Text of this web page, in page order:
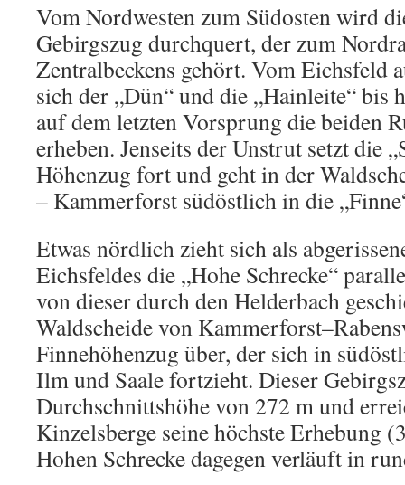
Vom Nordwesten zum Südosten wird
Gebirgszug durchquert, der zum
Zentralbeckens gehört. Vom Eichsfeld
sich der „Dün“ und die „Hainleite“ bis
auf dem letzten Vorsprung die beiden
erheben. Jenseits der Unstrut setzt die
Höhenzug fort und geht in der
– Kammerforst südöstlich in die
Etwas nördlich zieht sich als
Eichsfeldes die „Hohe Schrecke“
von dieser durch den Helderbach
Waldscheide von
Finnehöhenzug über, der sich in
Ilm und Saale fortzieht. Dieser
Durchschnittshöhe von 272 m und
Kinzelsberge seine höchste Erhebung
Hohen Schrecke dagegen verläuft in